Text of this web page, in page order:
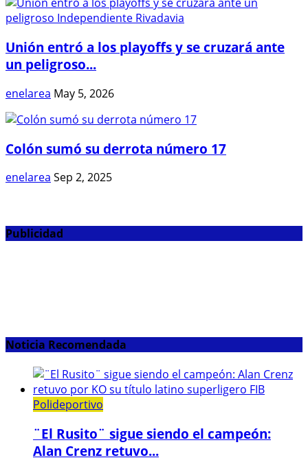
Unión entró a los playoffs y se cruzará ante
un peligroso...
enelarea May 5, 2026
Colón sumó su derrota número 17
enelarea Sep 2, 2025
Publicidad
Noticia Recomendada
Polideportivo
¨El Rusito¨ sigue siendo el campeón:
Alan Crenz retuvo...